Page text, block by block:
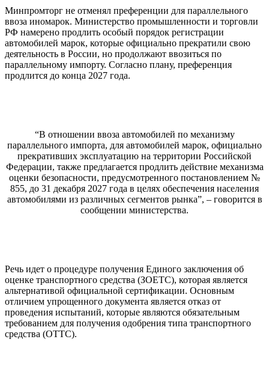
Минпромторг не отменял преференции для параллельного
ввоза иномарок. Министерство промышленности и торговли
РФ намерено продлить особый порядок регистрации
автомобилей марок, которые официально прекратили свою
деятельность в России, но продолжают ввозиться по
параллельному импорту. Согласно плану, преференция
продлится до конца 2027 года.
“В отношении ввоза автомобилей по механизму
параллельного импорта, для автомобилей марок, официально
прекративших эксплуатацию на территории Российской
Федерации, также предлагается продлить действие механизма
оценки безопасности, предусмотренного постановлением №
855, до 31 декабря 2027 года в целях обеспечения населения
автомобилями из различных сегментов рынка”, – говорится в
сообщении министерства.
Речь идет о процедуре получения Единого заключения об
оценке транспортного средства (ЗОЕТС), которая является
альтернативой официальной сертификации. Основным
отличием упрощенного документа является отказ от
проведения испытаний, которые являются обязательным
требованием для получения одобрения типа транспортного
средства (ОТТС).